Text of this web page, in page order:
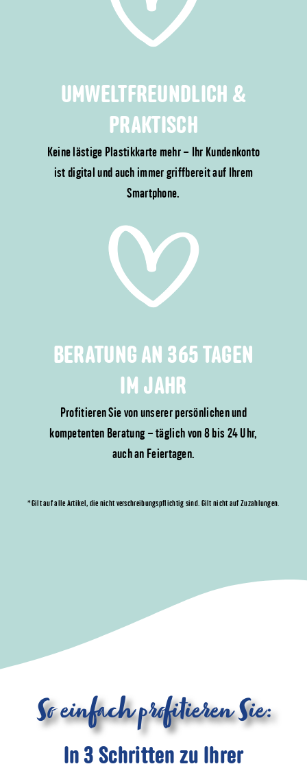
UMWELTFREUNDLICH &
PRAKTISCH
Keine lästige Plastikkarte mehr – Ihr Kundenkonto
ist digital und auch immer griffbereit auf Ihrem
Smartphone.
BERATUNG AN 365 TAGEN
IM JAHR
Profitieren Sie von unserer persönlichen und
kompetenten Beratung – täglich von 8 bis 24 Uhr,
auch an Feiertagen.
*Gilt auf alle Artikel, die nicht verschreibungspflichtig sind. Gilt nicht auf Zuzahlungen.
So einfach profitieren Sie:
In 3 Schritten zu Ihrer